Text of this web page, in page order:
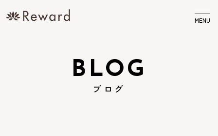
MENU
BLOG
ブログ